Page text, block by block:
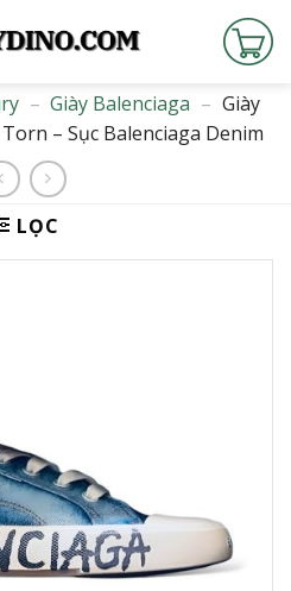
– Giày Balenciaga – Giày
– Sục Balenciaga Denim
LỌC